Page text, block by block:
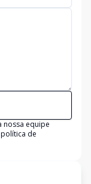
nossa equipe
política de